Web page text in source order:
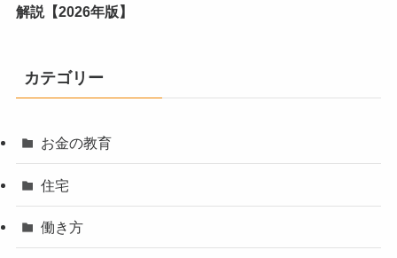
解説【2026年版】
カテゴリー
お金の教育
住宅
働き方